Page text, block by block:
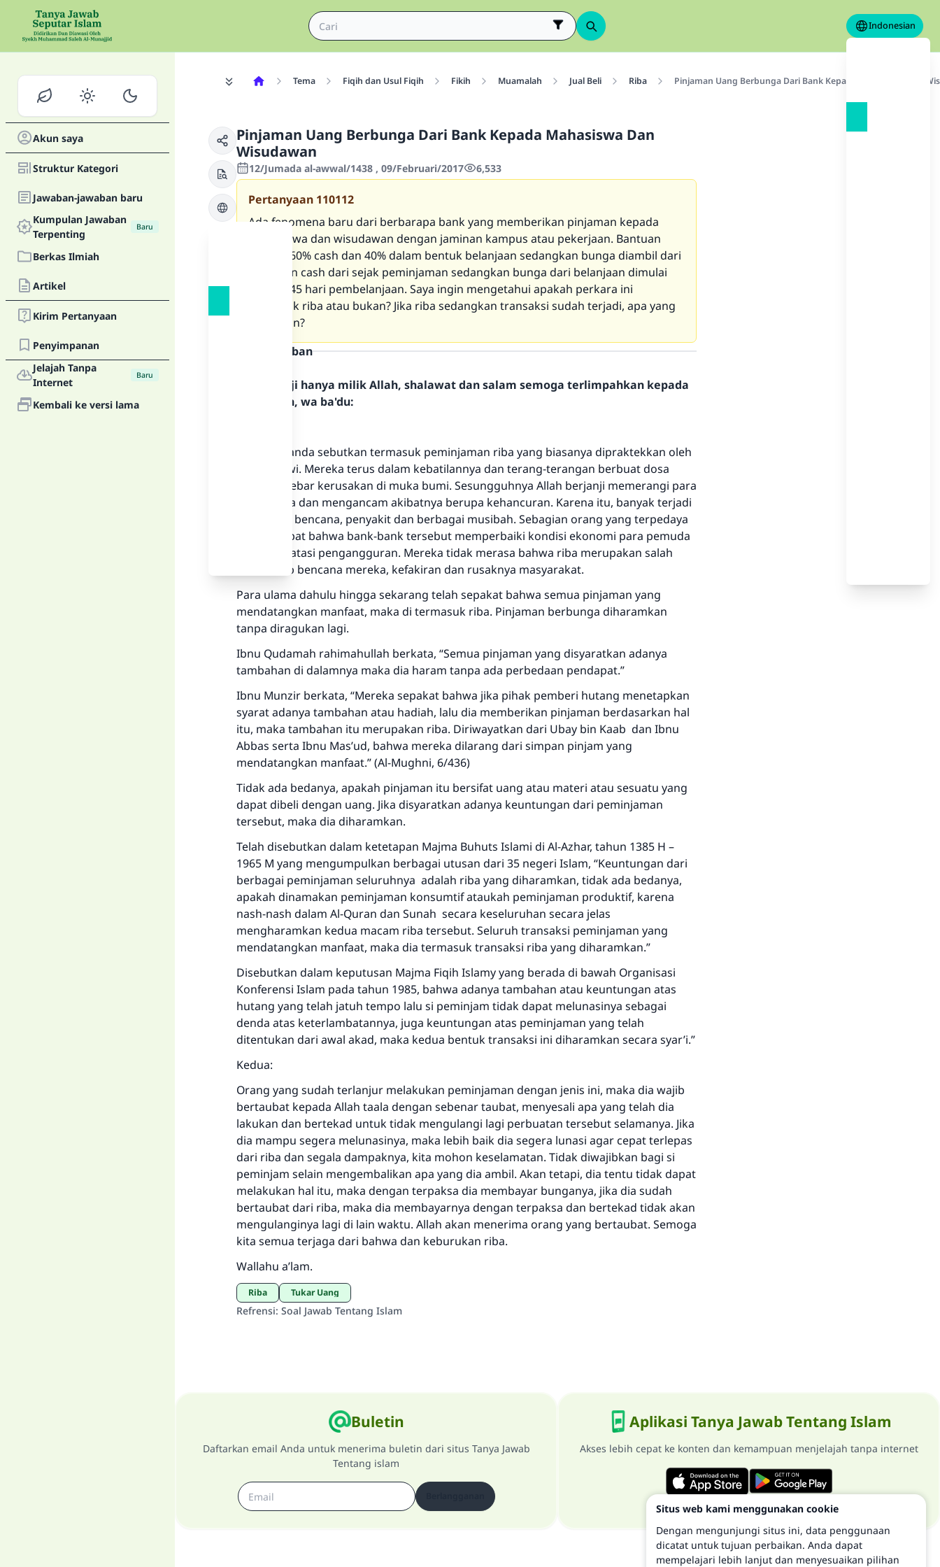
Indonesian
Akun saya
Struktur Kategori
Jawaban-jawaban baru
Kumpulan Jawaban
Terpenting
Baru
Berkas Ilmiah
Artikel
Kirim Pertanyaan
Penyimpanan
Jelajah Tanpa
Internet
Baru
Kembali ke versi lama
Tema Fiqih dan Usul Fiqih Fikih Muamalah Jual Beli Riba Pinjaman Uang Berbunga Dari Bank Kepada Mahasiswa Dan
Pinjaman Uang Berbunga Dari Bank Kepada Mahasiswa Dan
Wisudawan
12/Jumada al-awwal/1438 , 09/Februari/2017 6,533
Pertanyaan 110112
Ada fenomena baru dari berbarapa bank yang memberikan pinjaman kepada
mahasiswa dan wisudawan dengan jaminan kampus atau pekerjaan. Bantuan
berupa 60% cash dan 40% dalam bentuk belanjaan sedangkan bunga diambil dari
pinjaman cash dari sejak peminjaman sedangkan bunga dari belanjaan dimulai
setelah 45 hari pembelanjaan. Saya ingin mengetahui apakah perkara ini
termasuk riba atau bukan? Jika riba sedangkan transaksi sudah terjadi, apa yang
dilakukan?
Teks Jawaban
Segala puji hanya milik Allah, shalawat dan salam semoga terlimpahkan kepada
Rasulullah, wa ba'du:
Apa yang anda sebutkan termasuk peminjaman riba yang biasanya dipraktekkan oleh
bank ribawi. Mereka terus dalam kebatilannya dan terang-terangan berbuat dosa
serta menebar kerusakan di muka bumi. Sesungguhnya Allah berjanji memerangi para
pelaku riba dan mengancam akibatnya berupa kehancuran. Karena itu, banyak terjadi
kejahatan, bencana, penyakit dan berbagai musibah. Sebagian orang yang terpedaya
berpendapat bahwa bank-bank tersebut memperbaiki kondisi ekonomi para pemuda
dan mengatasi pengangguran. Mereka tidak merasa bahwa riba merupakan salah
satu sebab bencana mereka, kefakiran dan rusaknya masyarakat.
Para ulama dahulu hingga sekarang telah sepakat bahwa semua pinjaman yang
mendatangkan manfaat, maka di termasuk riba. Pinjaman berbunga diharamkan
tanpa diragukan lagi.
Ibnu Qudamah rahimahullah berkata, “Semua pinjaman yang disyaratkan adanya
tambahan di dalamnya maka dia haram tanpa ada perbedaan pendapat.”
Ibnu Munzir berkata, “Mereka sepakat bahwa jika pihak pemberi hutang menetapkan
syarat adanya tambahan atau hadiah, lalu dia memberikan pinjaman berdasarkan hal
itu, maka tambahan itu merupakan riba. Diriwayatkan dari Ubay bin Kaab dan Ibnu
Abbas serta Ibnu Mas’ud, bahwa mereka dilarang dari simpan pinjam yang
mendatangkan manfaat.” (Al-Mughni, 6/436)
Tidak ada bedanya, apakah pinjaman itu bersifat uang atau materi atau sesuatu yang
dapat dibeli dengan uang. Jika disyaratkan adanya keuntungan dari peminjaman
tersebut, maka dia diharamkan.
Telah disebutkan dalam ketetapan Majma Buhuts Islami di Al-Azhar, tahun 1385 H –
1965 M yang mengumpulkan berbagai utusan dari 35 negeri Islam, “Keuntungan dari
berbagai peminjaman seluruhnya adalah riba yang diharamkan, tidak ada bedanya,
apakah dinamakan peminjaman konsumtif ataukah peminjaman produktif, karena
nash-nash dalam Al-Quran dan Sunah secara keseluruhan secara jelas
mengharamkan kedua macam riba tersebut. Seluruh transaksi peminjaman yang
mendatangkan manfaat, maka dia termasuk transaksi riba yang diharamkan.”
Disebutkan dalam keputusan Majma Fiqih Islamy yang berada di bawah Organisasi
Konferensi Islam pada tahun 1985, bahwa adanya tambahan atau keuntungan atas
hutang yang telah jatuh tempo lalu si peminjam tidak dapat melunasinya sebagai
denda atas keterlambatannya, juga keuntungan atas peminjaman yang telah
ditentukan dari awal akad, maka kedua bentuk transaksi ini diharamkan secara syar’i.”
Kedua:
Orang yang sudah terlanjur melakukan peminjaman dengan jenis ini, maka dia wajib
bertaubat kepada Allah taala dengan sebenar taubat, menyesali apa yang telah dia
lakukan dan bertekad untuk tidak mengulangi lagi perbuatan tersebut selamanya. Jika
dia mampu segera melunasinya, maka lebih baik dia segera lunasi agar cepat terlepas
dari riba dan segala dampaknya, kita mohon keselamatan. Tidak diwajibkan bagi si
peminjam selain mengembalikan apa yang dia ambil. Akan tetapi, dia tentu tidak dapat
melakukan hal itu, maka dengan terpaksa dia membayar bunganya, jika dia sudah
bertaubat dari riba, maka dia membayarnya dengan terpaksa dan bertekad tidak akan
mengulanginya lagi di lain waktu. Allah akan menerima orang yang bertaubat. Semoga
kita semua terjaga dari bahwa dan keburukan riba.
Wallahu a’lam.
Riba Tukar Uang
Refrensi: Soal Jawab Tentang Islam
Buletin
Daftarkan email Anda untuk menerima buletin dari situs Tanya Jawab
Tentang islam
Aplikasi Tanya Jawab Tentang Islam
Akses lebih cepat ke konten dan kemampuan menjelajah tanpa internet
Jawaban no. 110845 menyelamatkan
pernikahan.
Bantu kami dalam memberikan jawaban untuk umat
Rasulullah ﷺ bersabda
"Siapa yang menunjukkan suatu kebaikan, meka dia akan
mendapatkan pahala yang sama dengan orang yang
melakukannya"
MUSLIM, 1893
Saham
Situs web kami menggunakan cookie
Dengan mengunjungi situs ini, data penggunaan
dicatat untuk tujuan perbaikan. Anda dapat
mempelajari lebih lanjut dan menyesuaikan pilihan